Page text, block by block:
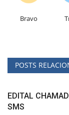
Bravo
POSTS
EDITAL
SMS